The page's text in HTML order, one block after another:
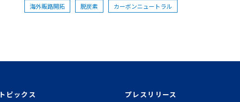
海外販路開拓 脱炭素 カーボンニュートラル
トピックス プレスリリース